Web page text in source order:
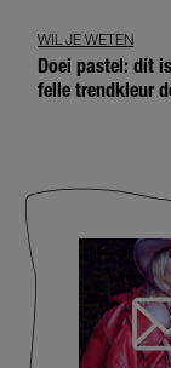
WIL JE WETEN
Doei pastel: dít
felle trendkleur